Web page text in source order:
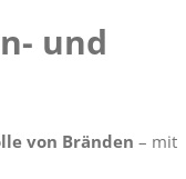
und
von Bränden – mit